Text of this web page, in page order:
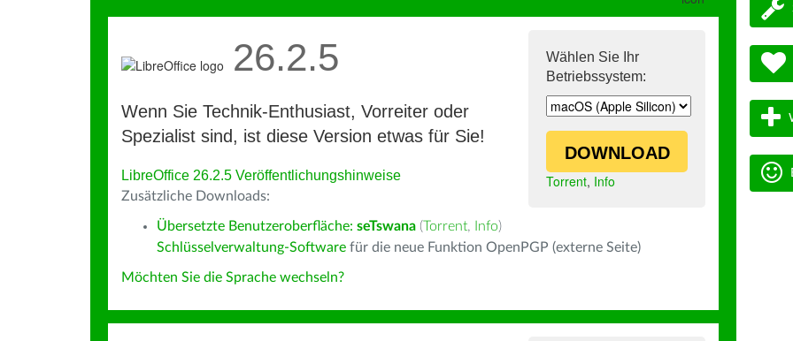
Wählen Sie Ihr
Betriebssystem:
DOWNLOAD
Torrent, Info
26.2.5
Wenn Sie Technik-Enthusiast, Vorreiter oder
Spezialist sind, ist diese Version etwas für Sie!
LibreOffice 26.2.5 Veröffentlichungshinweise
Zusätzliche Downloads:
Übersetzte Benutzeroberfläche: seTswana (Torrent, Info)
Schlüsselverwaltung-Software für die neue Funktion OpenPGP (externe Seite)
Möchten Sie die Sprache wechseln?